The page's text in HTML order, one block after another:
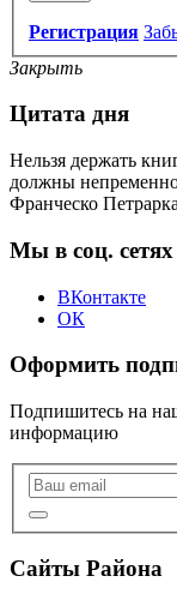
Регистрация
Закрыть
Цитата дня
Нельзя держать
должны
Франческо Петрарка
Мы в соц. сетях
ВКонтакте
ОК
Оформить
Подпишитесь на
информацию
Сайты Района